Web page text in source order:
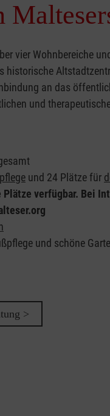
vier Wohnbereiche
historische
an das
und
und 24 Plätze für
verfügbar. Bei
und schöne
>